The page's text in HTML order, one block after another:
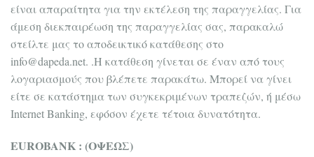
είναι απαραίτητα για την εκτέλεση της παραγγελίας. Για
άμεση διεκπαιρέωση της παραγγελίας σας, παρακαλώ
στείλτε μας το αποδεικτικό κατάθεσης στο
info@dapeda.net. .Η κατάθεση γίνεται σε έναν από τους
λογαριασμούς που βλέπετε παρακάτω. Μπορεί να γίνει
είτε σε κατάστημα των συγκεκριμένων τραπεζών, ή μέσω
Internet Banking, εφόσον έχετε τέτοια δυνατότητα.
EUROBANK : (ΟΨΕΩΣ)